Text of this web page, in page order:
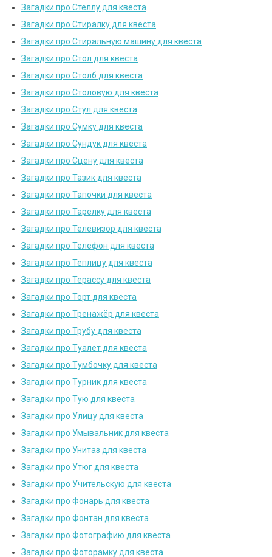
Загадки про Стеллу для квеста
Загадки про Стиралку для квеста
Загадки про Стиральную машину для квеста
Загадки про Стол для квеста
Загадки про Столб для квеста
Загадки про Столовую для квеста
Загадки про Стул для квеста
Загадки про Сумку для квеста
Загадки про Сундук для квеста
Загадки про Сцену для квеста
Загадки про Тазик для квеста
Загадки про Тапочки для квеста
Загадки про Тарелку для квеста
Загадки про Телевизор для квеста
Загадки про Телефон для квеста
Загадки про Теплицу для квеста
Загадки про Терассу для квеста
Загадки про Торт для квеста
Загадки про Тренажёр для квеста
Загадки про Трубу для квеста
Загадки про Туалет для квеста
Загадки про Тумбочку для квеста
Загадки про Турник для квеста
Загадки про Тую для квеста
Загадки про Улицу для квеста
Загадки про Умывальник для квеста
Загадки про Унитаз для квеста
Загадки про Утюг для квеста
Загадки про Учительскую для квеста
Загадки про Фонарь для квеста
Загадки про Фонтан для квеста
Загадки про Фотографию для квеста
Загадки про Фоторамку для квеста